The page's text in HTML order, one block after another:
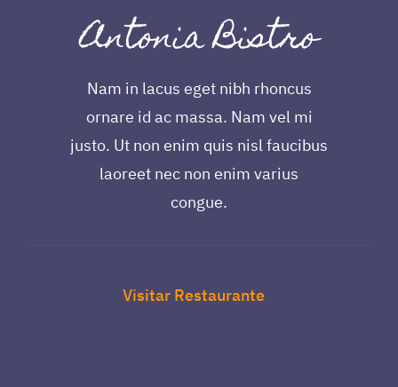
Antonia Bistro
Nam in lacus eget nibh rhoncus
ornare id ac massa. Nam vel mi
justo. Ut non enim quis nisl faucibus
laoreet nec non enim varius
congue.
Visitar Restaurante